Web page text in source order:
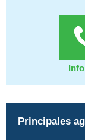
Principales